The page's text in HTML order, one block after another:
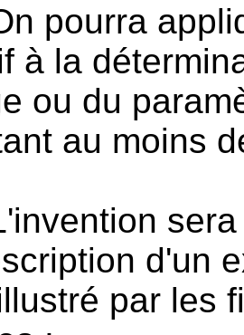
pourra
à la
ou du
au moins
d'un
par les